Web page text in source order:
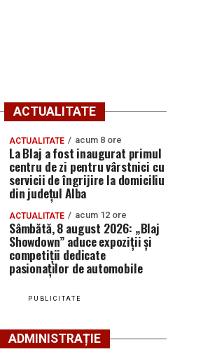
ACTUALITATE
ACTUALITATE acum 8 ore
La Blaj a fost inaugurat primul
centru de zi pentru vârstnici cu
servicii de îngrijire la domiciliu
din județul Alba
ACTUALITATE acum 12 ore
Sâmbătă, 8 august 2026: „Blaj
Showdown” aduce expoziții și
competiții dedicate
pasionaților de automobile
PUBLICITATE
ADMINISTRAȚIE